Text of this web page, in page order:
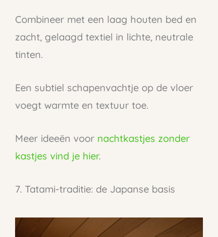
Combineer met een laag houten bed en
zacht, gelaagd textiel in lichte, neutrale
tinten.
Een subtiel schapenvachtje op de vloer
voegt warmte en textuur toe.
Meer ideeën voor nachtkastjes zonder
kastjes vind je hier.
7. Tatami-traditie: de Japanse basis